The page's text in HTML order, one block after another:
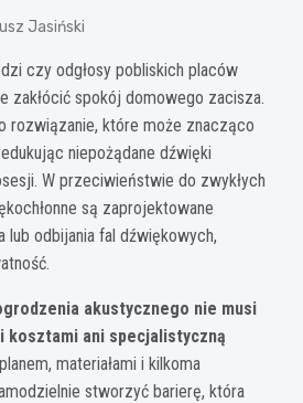
Jasiński
czy odgłosy pobliskich placów
zakłócić spokój domowego zacisza.
rozwiązanie, które może znacząco
niepożądane dźwięki
W przeciwieństwie do zwykłych
są zaprojektowane
lub odbijania fal dźwiękowych,
akustycznego nie musi
kosztami ani specjalistyczną
materiałami i kilkoma
stworzyć barierę, która